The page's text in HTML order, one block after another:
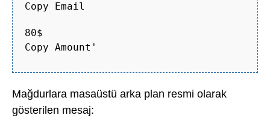
Copy Email
80$
Copy Amount'
Mağdurlara masaüstü arka plan resmi olarak
gösterilen mesaj: